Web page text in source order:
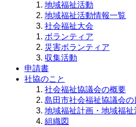
地域福祉活動
地域福祉活動情報一覧
社会福祉大会
ボランティア
災害ボランティア
収集活動
申請書
社協のこと
社会福祉協議会の概要
島田市社会福祉協議会
地域福祉計画・地域福祉
組織図